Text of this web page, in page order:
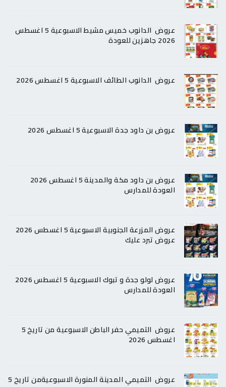
عروض الدانوب خميس مشيط الاسبوعية 5 اغسطس
2026 جاهزين للعودة
عروض الدانوب الطائف الاسبوعية 5 اغسطس 2026
عروض بن داود جدة الاسبوعية 5 اغسطس 2026
عروض بن داود مكة والمدينة 5 اغسطس 2026
العودة للمدارس
عروض المزرعة الجنوبية الاسبوعية 5 اغسطس 2026
عروض تبرد عليك
عروض لولو جدة و تبوك الاسبوعية 5 اغسطس 2026
العودة للمدارس
عروض التميمي حفر الباطن الاسبوعية من تاريخ 5
اغسطس 2026
عروض التميمي المدينة المنورة الاسبوعيةمن تاريخ 5